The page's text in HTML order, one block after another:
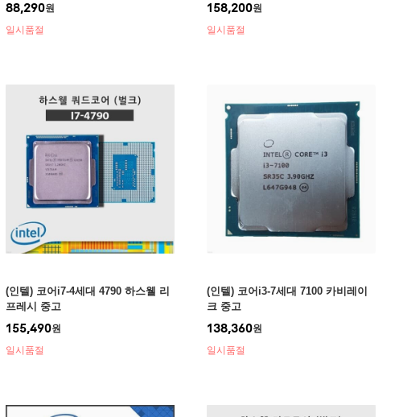
88,290원
일시품절
158,200원
일시품절
(인텔) 코어i7-4세대 4790 하스웰 리
프레시 중고
155,490원
일시품절
(인텔) 코어i3-7세대 7100 카비레이
크 중고
138,360원
일시품절